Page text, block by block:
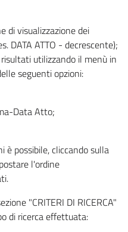
di visualizzazione dei
DATA ATTO - decrescente);
utilizzando il menù in
seguenti opzioni:
Data Atto;
è possibile, cliccando sulla
l'ordine
"CRITERI DI RICERCA"
di ricerca effettuata: